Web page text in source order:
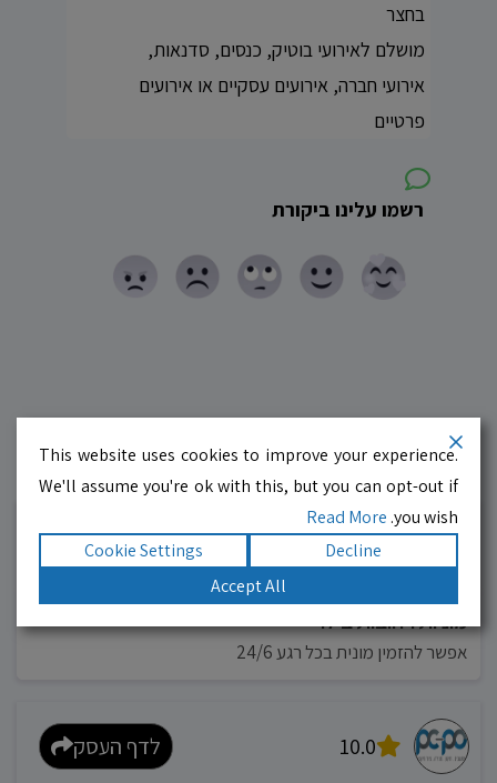
בחצר
מושלם לאירועי בוטיק, כנסים, סדנאות,
אירועי חברה, אירועים עסקיים או אירועים
פרטיים
רשמו עלינו ביקורת
עסקים מומלצים!רוצים גם? לחצו כאן
10.0 לדף העסק
מוניות רחובות בילו
אפשר להזמין מונית בכל רגע 24/6
10.0 לדף העסק
This website uses cookies to improve your experience.
We'll assume you're ok with this, but you can opt-out if
you wish.
Read More
Decline
Cookie Settings
Accept All